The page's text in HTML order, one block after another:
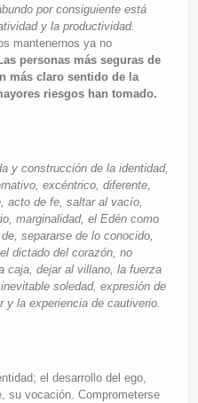
por consiguiente está
y la productividad.
mantenernos ya no
personas más seguras de
más claro sentido de la
riesgos han tomado.
y construcción de la identidad,
excéntrico, diferente,
acto de fe, saltar al vacío,
marginalidad, el Edén como
separarse de lo conocido,
dictado del corazón, no
caja, dejar al villano, la fuerza
soledad, expresión de
y la experiencia de cautiverio.
el desarrollo del ego,
su vocación. Comprometerse